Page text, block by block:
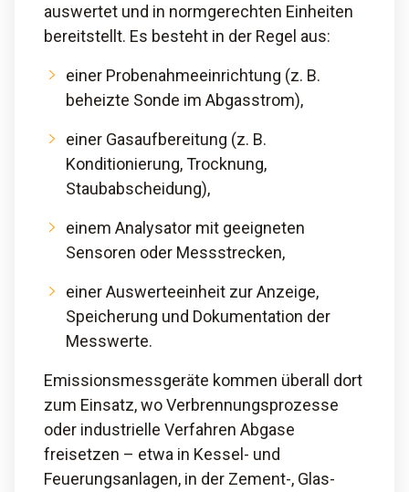
auswertet und in normgerechten Einheiten
bereitstellt. Es besteht in der Regel aus:
einer Probenahmeeinrichtung (z. B.
beheizte Sonde im Abgasstrom),
einer Gasaufbereitung (z. B.
Konditionierung, Trocknung,
Staubabscheidung),
einem Analysator mit geeigneten
Sensoren oder Messstrecken,
einer Auswerteeinheit zur Anzeige,
Speicherung und Dokumentation der
Messwerte.
Emissionsmessgeräte kommen überall dort
zum Einsatz, wo Verbrennungsprozesse
oder industrielle Verfahren Abgase
freisetzen – etwa in Kessel- und
Feuerungsanlagen, in der Zement-, Glas-